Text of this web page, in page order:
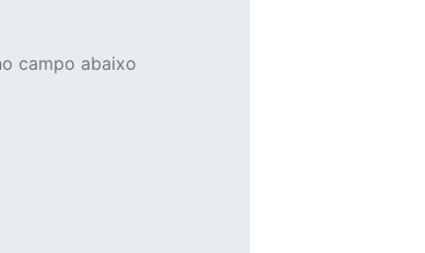
campo abaixo